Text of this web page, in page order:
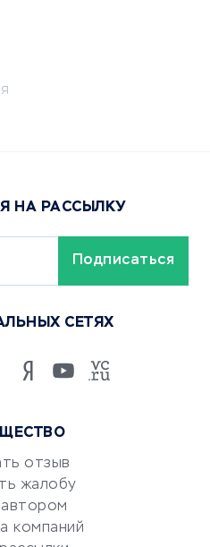
отзыв
жалобу
компаний
НА РАССЫЛКУ
СЕТЯХ